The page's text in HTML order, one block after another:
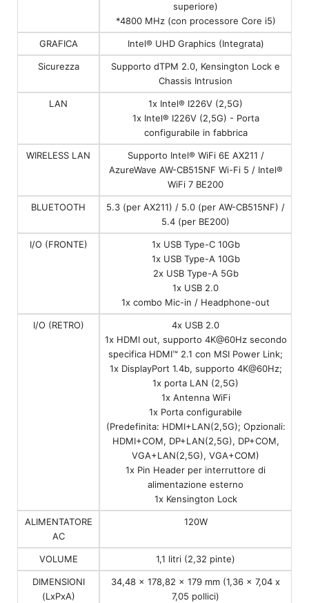
superiore)
*4800 MHz (con processore Core i5)
GRAFICA Intel® UHD Graphics (Integrata)
Sicurezza
Supporto dTPM 2.0, Kensington Lock e
Chassis Intrusion
LAN
1x Intel® I226V (2,5G)
1x Intel® I226V (2,5G) - Porta
configurabile in fabbrica
WIRELESS LAN
Supporto Intel® WiFi 6E AX211 /
AzureWave AW-CB515NF Wi-Fi 5 / Intel®
WiFi 7 BE200
BLUETOOTH
5.3 (per AX211) / 5.0 (per AW-CB515NF) /
5.4 (per BE200)
I/O (FRONTE)
1x USB Type-C 10Gb
1x USB Type-A 10Gb
2x USB Type-A 5Gb
1x USB 2.0
1x combo Mic-in / Headphone-out
I/O (RETRO)
4x USB 2.0
1x HDMI out, supporto 4K@60Hz secondo
specifica HDMI™ 2.1 con MSI Power Link;
1x DisplayPort 1.4b, supporto 4K@60Hz;
1x porta LAN (2,5G)
1x Antenna WiFi
1x Porta configurabile
(Predefinita: HDMI+LAN(2,5G); Opzionali:
HDMI+COM, DP+LAN(2,5G), DP+COM,
VGA+LAN(2,5G), VGA+COM)
1x Pin Header per interruttore di
alimentazione esterno
1x Kensington Lock
ALIMENTATORE
AC
120W
VOLUME 1,1 litri (2,32 pinte)
DIMENSIONI
(LxPxA)
34,48 x 178,82 x 179 mm (1,36 x 7,04 x
7,05 pollici)